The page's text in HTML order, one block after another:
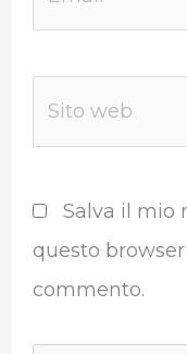
Salva il mio
questo
commento.